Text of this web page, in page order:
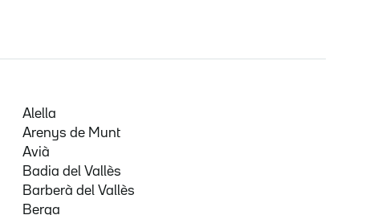
Alella
Arenys de Munt
Avià
Badia del Vallès
Barberà del Vallès
Berga